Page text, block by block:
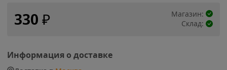
330 ₽
Магазин:
Склад:
Информация о доставке